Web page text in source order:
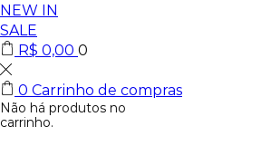
NEW IN
SALE
R$ 0,00 0
0 Carrinho de compras
Não há produtos no
carrinho.